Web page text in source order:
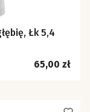
Łk 5,4
Cena
65,00 zł